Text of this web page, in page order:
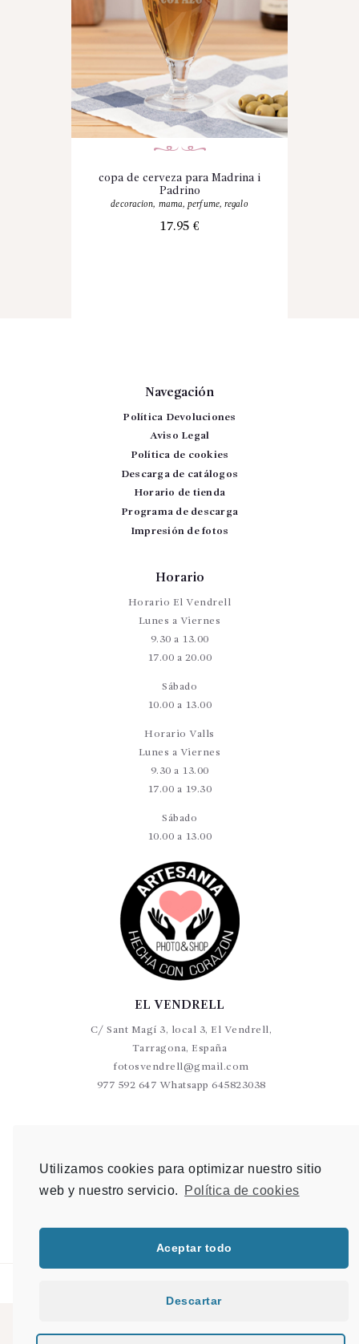
Utilizamos cookies para optimizar nuestro sitio
web y nuestro servicio.
Política de cookies
Aceptar todo
Descartar
copa de cerveza para Madrina i
Padrino
decoracion, mama,perfume,regalo
17.95 €
Navegación
Política Devoluciones
Aviso Legal
Política de cookies
Descarga de catálogos
Horario de tienda
Programa de descarga
Impresión de fotos
Horario
Horario El Vendrell
Lunes a Viernes
9.30 a 13.00
17.00 a 20.00
Sábado
10.00 a 13.00
Horario Valls
Lunes a Viernes
9.30 a 13.00
17.00 a 19.30
Sábado
10.00 a 13.00
EL VENDRELL
C/ Sant Magí 3, local 3, El Vendrell,
Tarragona, España
fotosvendrell@gmail.com
977 592 647 Whatsapp 645823038
photovalls@gmail.com
977 600 904 Whatsapp 648 907 489